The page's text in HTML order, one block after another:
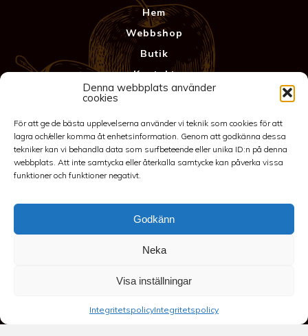
Denna webbplats använder
cookies
För att ge de bästa upplevelserna använder vi teknik som cookies för att
lagra och/eller komma åt enhetsinformation. Genom att godkänna dessa
tekniker kan vi behandla data som surfbeteende eller unika ID:n på denna
webbplats. Att inte samtycka eller återkalla samtycke kan påverka vissa
funktioner och funktioner negativt.
Godkänn
Neka
Visa inställningar
IntegritetspolicyIntegritetspolicy
Hem
Webbshop
Butik
Kontakt
Anläggning
Integritetspolicy
©2026 Spakarps plantskola
- spakarp@outlook.com
Spakarp 1, 575 95